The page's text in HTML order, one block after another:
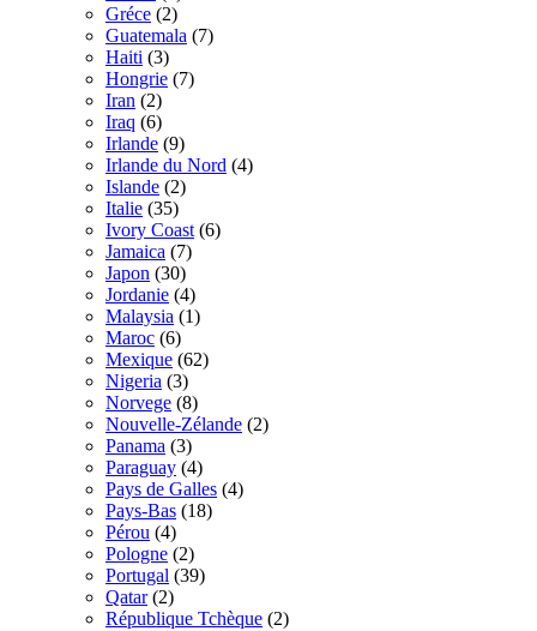
Gréce (2)
Guatemala (7)
Haiti (3)
Hongrie (7)
Iran (2)
Iraq (6)
Irlande (9)
Irlande du Nord (4)
Islande (2)
Italie (35)
Ivory Coast (6)
Jamaica (7)
Japon (30)
Jordanie (4)
Malaysia (1)
Maroc (6)
Mexique (62)
Nigeria (3)
Norvege (8)
Nouvelle-Zélande (2)
Panama (3)
Paraguay (4)
Pays de Galles (4)
Pays-Bas (18)
Pérou (4)
Pologne (2)
Portugal (39)
Qatar (2)
République Tchèque (2)